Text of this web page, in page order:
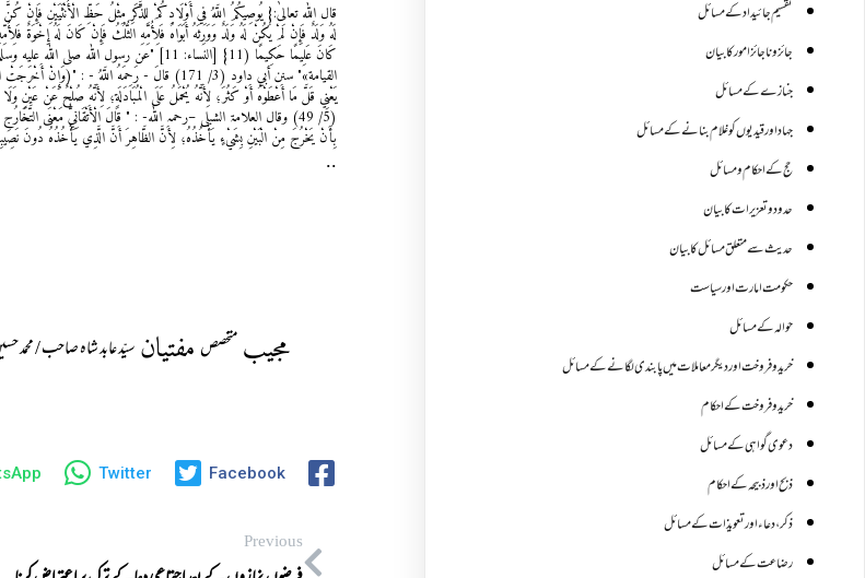
قال اللہ تعالیٰ:{ يُوصِيكُمُ اللَّهُ فِي أَوْلَادِكُمْ لِلذَّكَرِ مِثْلُ حَظِّ الْأُنْثَيَيْنِ
لَهُ وَلَدٌ فَإِنْ لَمْ يَكُنْ لَهُ وَلَدٌ وَوَرِثَهُ أَبَوَاهُ فَلِأُمِّهِ الثُّلُثُ فَإِنْ كَانَ لَهُ إِخْوَةٌ
كَانَ عَلِيمًا حَكِيمًا (11} [النساء: 11] "عن
القيامة»" سنن أبي داود (3/ 171) قالَ -
يَعْنِي قَلَّ مَا أَعْطَوْهُ أَوْ كَثُرَ؛ لِأَنَّهُ يُحْمَلُ عَلَى الْمُبَادَلَةِ؛ لِأَنَّهُ صُلْحٌ عَنْ عَيْنٍ
(5/ 49) وقال العلامۃ الشبلی –رحمہ اللہ- : " قَالَ الْأَتْقَانِيُّ مَعْنَى
بِأَنْ يَخْرُجَ مِنْ الْبَيْنِ بِشَيْءٍ يَأْخُذُهُ؛ لِأَنَّ الظَّاهِرَ أَنَّ الَّذِي يَأْخُذُهُ دُونَ نَصِيبِهِ.
..
مجیب متخصص مفتیان سیّد عابد شاہ صاحب /
Facebook
Twitter
Previous
تقسیم جائیداد کے مسائل
جائز و ناجائزامور کا بیان
جنازے کےمسائل
جہاد اور قیدیوں کو غلام بنانے کے مسائل
حج کے احکام ومسائل
حدود و تعزیرات کا بیان
حدیث سے متعلق مسائل کا بیان
حکومت امارت اور سیاست
حوالہ کے مسائل
خرید و فروخت اور دیگر معاملات میں پابندی لگانے کے مسائل
خرید و فروخت کے احکام
دعوی گواہی کے مسائل
ذبح اور ذبیحہ کے احکام
ذکر،دعاء اور تعویذات کے مسائل
رضاعت کے مسائل